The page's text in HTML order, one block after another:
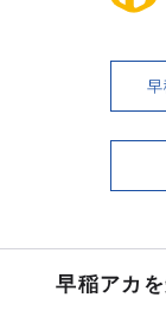
早稲アカ